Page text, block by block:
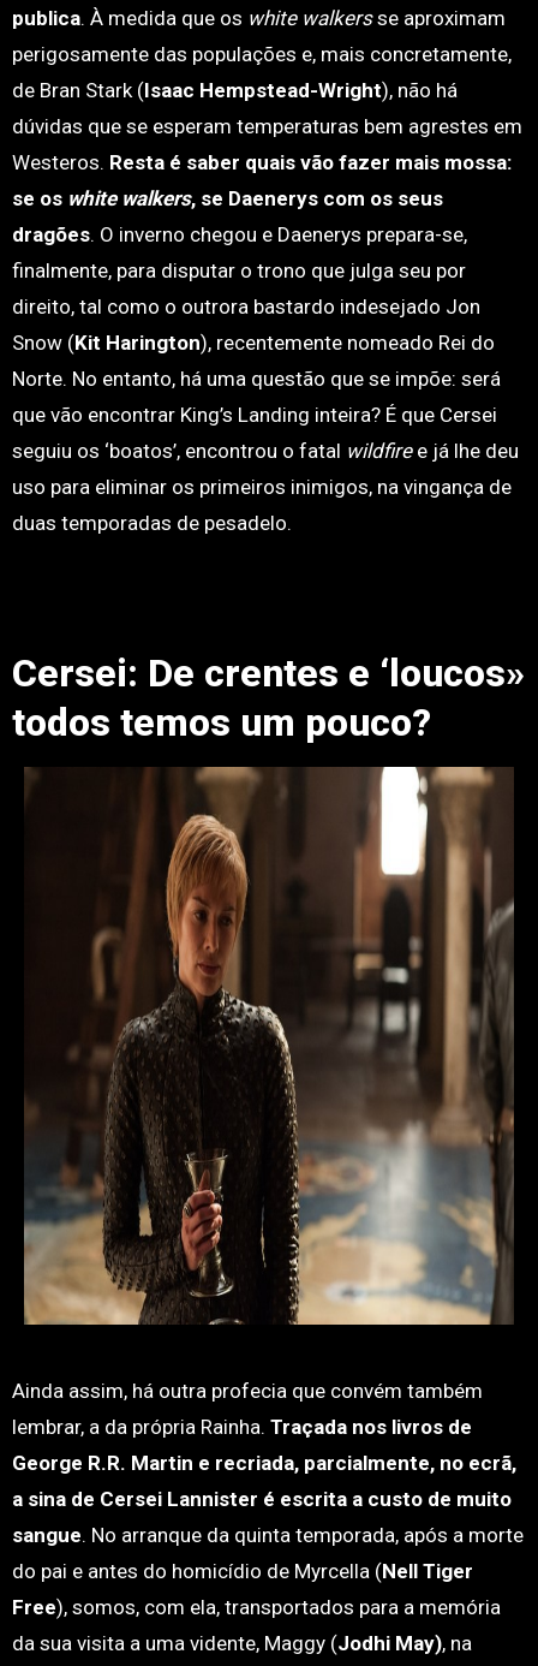
publica. À medida que os white walkersse aproximam
perigosamente das populações e, mais concretamente,
de Bran Stark (Isaac Hempstead-Wright), não há
dúvidas que se esperam temperaturas bem agrestes em
Westeros. Resta é saber quais vão fazer mais mossa:
se os white walkers, se Daenerys com os seus
dragões. O inverno chegou e Daenerys prepara-se,
finalmente, para disputar o trono que julga seu por
direito, tal como o outrora bastardo indesejado Jon
Snow (Kit Harington), recentemente nomeado Rei do
Norte. No entanto, há uma questão que se impõe: será
que vão encontrar King’s Landing inteira? É que Cersei
seguiu os ‘boatos’, encontrou o fatal wildfiree já lhe deu
uso para eliminar os primeiros inimigos, na vingança de
duas temporadas de pesadelo.
Cersei: De crentes e ‘loucos»
todos temos um pouco?
Ainda assim, há outra profecia que convém também
lembrar, a da própria Rainha. Traçada nos livros de
George R.R. Martin e recriada, parcialmente, no ecrã,
a sina de Cersei Lannister é escrita a custo de muito
sangue. No arranque da quinta temporada, após a morte
do pai e antes do homicídio de Myrcella (Nell Tiger
Free), somos, com ela, transportados para a memória
da sua visita a uma vidente, Maggy (Jodhi May), na